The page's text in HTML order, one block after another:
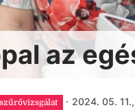
az
szűrővizsgálat · 2024. 05.